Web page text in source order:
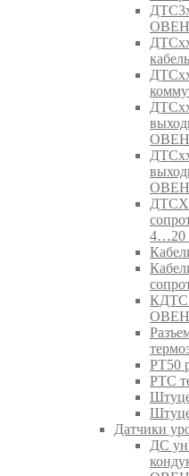
ОВЕН
ОВЕН
ОВЕН
КДТС
ОВЕН
РТ50
РТС
Датчики
ДС